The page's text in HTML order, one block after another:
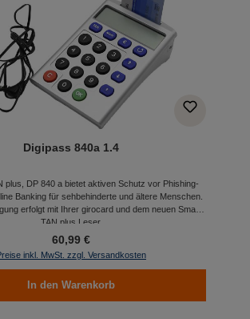
Digipass 840a 1.4
plus, DP 840 a bietet aktiven Schutz vor Phishing-
Banking für sehbehinderte und ältere Menschen.
erfolgt mit Ihrer girocard und dem neuen Smart
TAN plus Leser.
60,99 €
inkl. MwSt. zzgl. Versandkosten
In den Warenkorb